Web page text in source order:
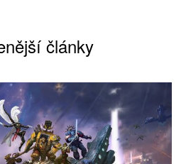
články